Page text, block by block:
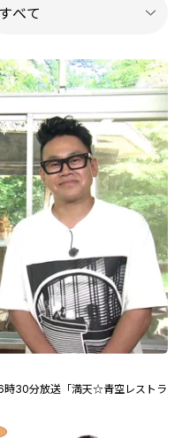
時30分放送「満天☆青空レストラ